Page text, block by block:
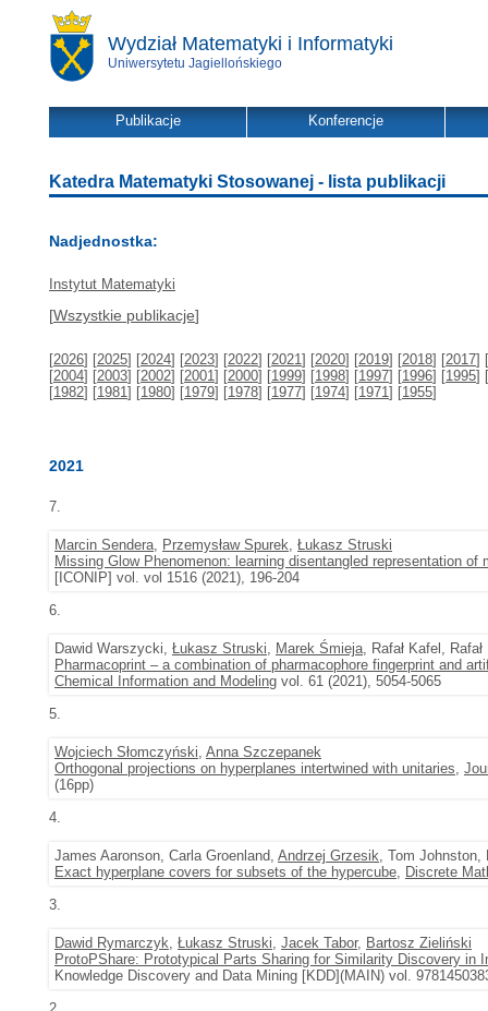
Wydział Matematyki i Informatyki
Uniwersytetu Jagiellońskiego
Publikacje Konferencje
Katedra Matematyki Stosowanej - lista publikacji
Nadjednostka:
Instytut Matematyki
[Wszystkie publikacje]
[2026] [2025] [2024] [2023] [2022] [2021] [2020] [2019] [2018] [2017] [
[2004] [2003] [2002] [2001] [2000] [1999] [1998] [1997] [1996] [1995] [
[1982] [1981] [1980] [1979] [1978] [1977] [1974] [1971] [1955]
2021
7.
Marcin Sendera, Przemysław Spurek, Łukasz Struski
Missing Glow Phenomenon: learning disentangled representation of
[ICONIP] vol. vol 1516 (2021), 196-204
6.
Dawid Warszycki, Łukasz Struski, Marek Śmieja, Rafał Kafel,
Pharmacoprint – a combination of pharmacophore fingerprint and
Chemical Information and Modeling vol. 61 (2021), 5054-5065
5.
Wojciech Słomczyński, Anna Szczepanek
Orthogonal projections on hyperplanes intertwined with unitaries,
(16pp)
4.
James Aaronson, Carla Groenland, Andrzej Grzesik, Tom Johnston,
Exact hyperplane covers for subsets of the hypercube, Discrete
3.
Dawid Rymarczyk, Łukasz Struski, Jacek Tabor, Bartosz Zieliński
ProtoPShare: Prototypical Parts Sharing for Similarity Discovery in
Knowledge Discovery and Data Mining [KDD](MAIN) vol.